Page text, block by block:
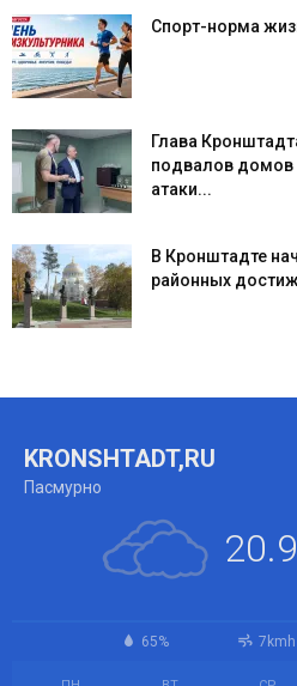
Спорт-норма
Глава
подвалов домов
атаки...
В Кронштадте
районных
KRONSHTADT,RU
Пасмурно
20.9
65% 7kmh